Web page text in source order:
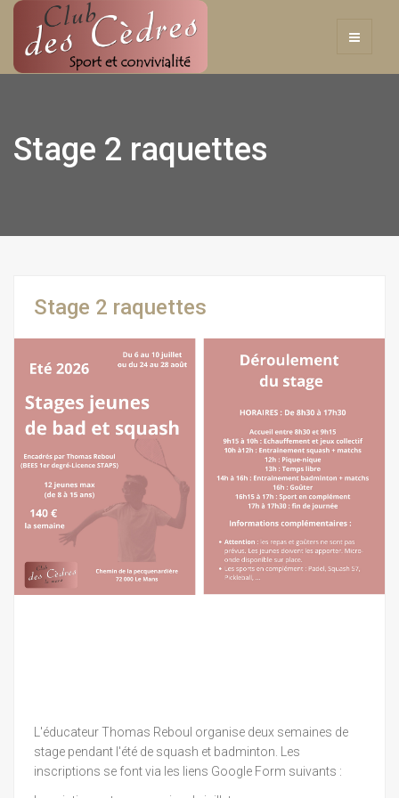
Stage 2 raquettes
Stage 2 raquettes
L'éducateur Thomas Reboul organise deux semaines de
stage pendant l'été de squash et badminton. Les
inscriptions se font via les liens Google Form suivants :